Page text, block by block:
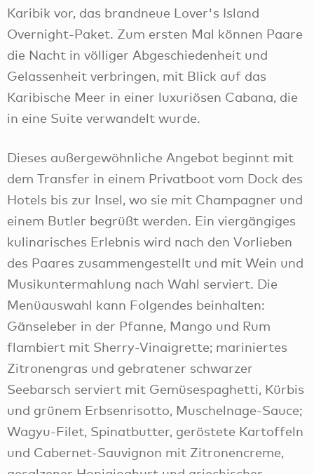
Karibik vor, das brandneue Lover's Island
Overnight-Paket. Zum ersten Mal können Paare
die Nacht in völliger Abgeschiedenheit und
Gelassenheit verbringen, mit Blick auf das
Karibische Meer in einer luxuriösen Cabana, die
in eine Suite verwandelt wurde.
Dieses außergewöhnliche Angebot beginnt mit
dem Transfer in einem Privatboot vom Dock des
Hotels bis zur Insel, wo sie mit Champagner und
einem Butler begrüßt werden. Ein viergängiges
kulinarisches Erlebnis wird nach den Vorlieben
des Paares zusammengestellt und mit Wein und
Musikuntermahlung nach Wahl serviert. Die
Menüauswahl kann Folgendes beinhalten:
Gänseleber in der Pfanne, Mango und Rum
flambiert mit Sherry-Vinaigrette; mariniertes
Zitronengras und gebratener schwarzer
Seebarsch serviert mit Gemüsespaghetti, Kürbis
und grünem Erbsenrisotto, Muschelnage-Sauce;
Wagyu-Filet, Spinatbutter, geröstete Kartoffeln
und Cabernet-Sauvignon mit Zitronencreme,